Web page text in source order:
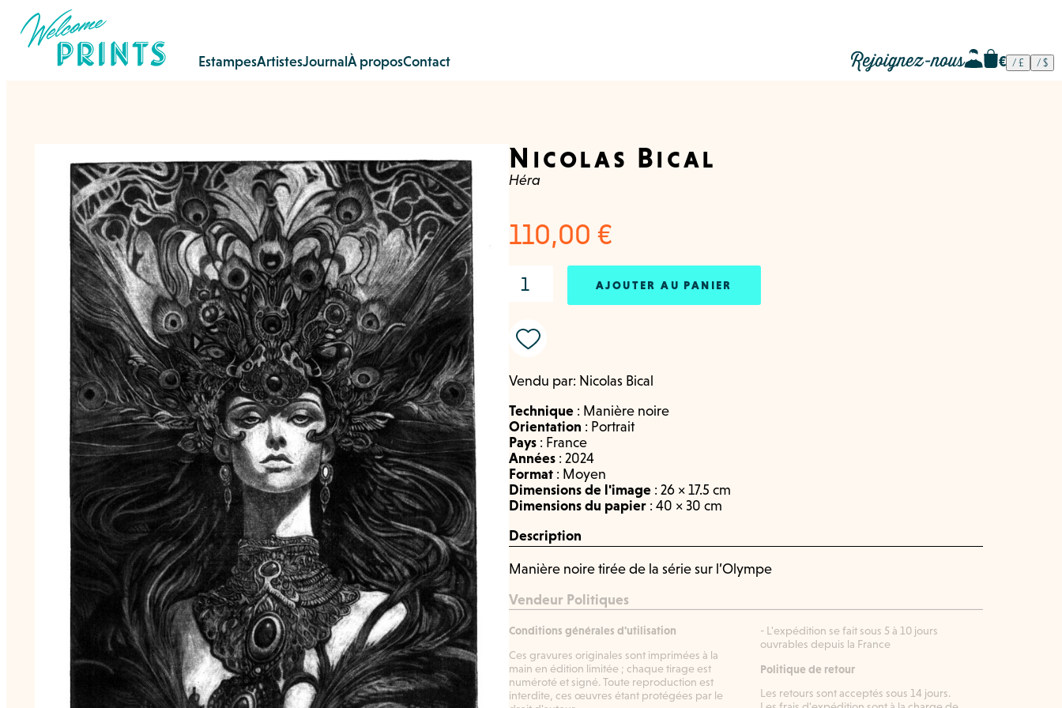
EstampesArtistesJournalÀ proposContact Rejoignez-nous
Nicolas Bical
Héra
110,00 €
AJOUTER AU PANIER
Vendu par: Nicolas Bical
Années : 2024
Pays : France
Technique : Manière noire
Format : Moyen
Orientation : Portrait
Dimensions de l'image : 26 × 17.5 cm
Dimensions du papier : 40 × 30 cm
Description
Manière noire tirée de la série sur l’Olympe
Vendeur Politiques
Conditions générales d'utilisation
Ces gravures originales sont imprimées à la
main en édition limitée ; chaque tirage est
numéroté et signé. Toute reproduction est
interdite, ces œuvres étant protégées par le
- L'expédition se fait sous 5 à 10 jours
ouvrables depuis la France
Politique de retour
Les retours sont acceptés sous 14 jours.